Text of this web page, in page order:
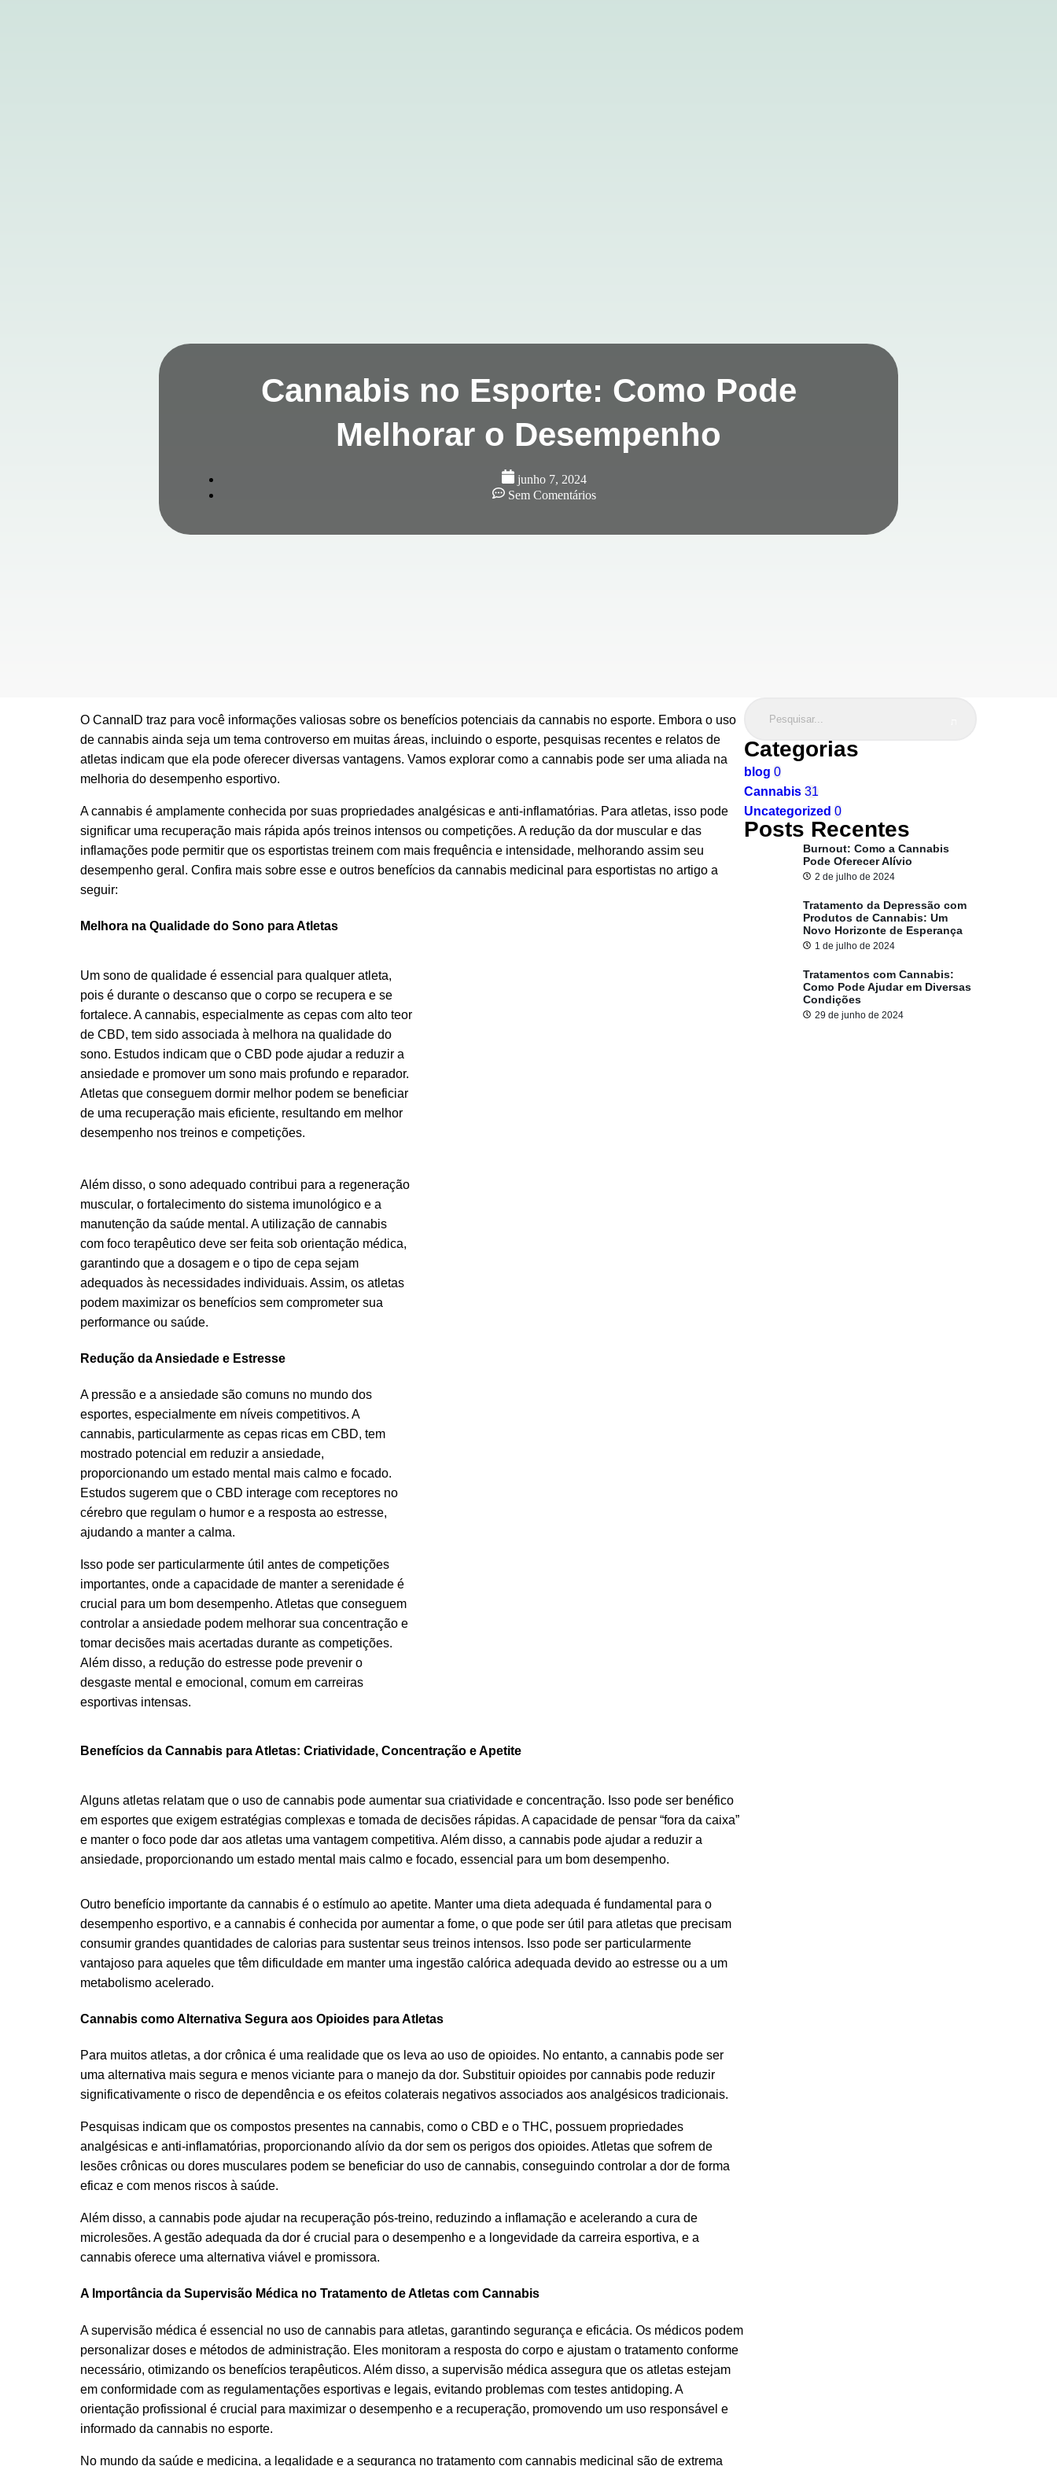
Cannabis no Esporte: Como Pode
Melhorar o Desempenho
junho 7, 2024
Sem Comentários
O CannaID traz para você informações valiosas sobre os benefícios potenciais da cannabis no esporte. Embora o uso
de cannabis ainda seja um tema controverso em muitas áreas, incluindo o esporte, pesquisas recentes e relatos de
atletas indicam que ela pode oferecer diversas vantagens. Vamos explorar como a cannabis pode ser uma aliada na
melhoria do desempenho esportivo.
A cannabis é amplamente conhecida por suas propriedades analgésicas e anti-inflamatórias. Para atletas, isso pode
significar uma recuperação mais rápida após treinos intensos ou competições. A redução da dor muscular e das
inflamações pode permitir que os esportistas treinem com mais frequência e intensidade, melhorando assim seu
desempenho geral. Confira mais sobre esse e outros benefícios da cannabis medicinal para esportistas no artigo a
seguir:
Melhora na Qualidade do Sono para Atletas
Um sono de qualidade é essencial para qualquer atleta,
pois é durante o descanso que o corpo se recupera e se
fortalece. A cannabis, especialmente as cepas com alto teor
de CBD, tem sido associada à melhora na qualidade do
sono. Estudos indicam que o CBD pode ajudar a reduzir a
ansiedade e promover um sono mais profundo e reparador.
Atletas que conseguem dormir melhor podem se beneficiar
de uma recuperação mais eficiente, resultando em melhor
desempenho nos treinos e competições.
Além disso, o sono adequado contribui para a regeneração
muscular, o fortalecimento do sistema imunológico e a
manutenção da saúde mental. A utilização de cannabis
com foco terapêutico deve ser feita sob orientação médica,
garantindo que a dosagem e o tipo de cepa sejam
adequados às necessidades individuais. Assim, os atletas
podem maximizar os benefícios sem comprometer sua
performance ou saúde.
Redução da Ansiedade e Estresse
A pressão e a ansiedade são comuns no mundo dos
esportes, especialmente em níveis competitivos. A
cannabis, particularmente as cepas ricas em CBD, tem
mostrado potencial em reduzir a ansiedade,
proporcionando um estado mental mais calmo e focado.
Estudos sugerem que o CBD interage com receptores no
cérebro que regulam o humor e a resposta ao estresse,
ajudando a manter a calma.
Isso pode ser particularmente útil antes de competições
importantes, onde a capacidade de manter a serenidade é
crucial para um bom desempenho. Atletas que conseguem
controlar a ansiedade podem melhorar sua concentração e
tomar decisões mais acertadas durante as competições.
Além disso, a redução do estresse pode prevenir o
desgaste mental e emocional, comum em carreiras
esportivas intensas.
Benefícios da Cannabis para Atletas: Criatividade, Concentração e Apetite
Alguns atletas relatam que o uso de cannabis pode aumentar sua criatividade e concentração. Isso pode ser benéfico
em esportes que exigem estratégias complexas e tomada de decisões rápidas. A capacidade de pensar “fora da caixa”
e manter o foco pode dar aos atletas uma vantagem competitiva. Além disso, a cannabis pode ajudar a reduzir a
ansiedade, proporcionando um estado mental mais calmo e focado, essencial para um bom desempenho.
Outro benefício importante da cannabis é o estímulo ao apetite. Manter uma dieta adequada é fundamental para o
desempenho esportivo, e a cannabis é conhecida por aumentar a fome, o que pode ser útil para atletas que precisam
consumir grandes quantidades de calorias para sustentar seus treinos intensos. Isso pode ser particularmente
vantajoso para aqueles que têm dificuldade em manter uma ingestão calórica adequada devido ao estresse ou a um
metabolismo acelerado.
Cannabis como Alternativa Segura aos Opioides para Atletas
Para muitos atletas, a dor crônica é uma realidade que os leva ao uso de opioides. No entanto, a cannabis pode ser
uma alternativa mais segura e menos viciante para o manejo da dor. Substituir opioides por cannabis pode reduzir
significativamente o risco de dependência e os efeitos colaterais negativos associados aos analgésicos tradicionais.
Pesquisas indicam que os compostos presentes na cannabis, como o CBD e o THC, possuem propriedades
analgésicas e anti-inflamatórias, proporcionando alívio da dor sem os perigos dos opioides. Atletas que sofrem de
lesões crônicas ou dores musculares podem se beneficiar do uso de cannabis, conseguindo controlar a dor de forma
eficaz e com menos riscos à saúde.
Além disso, a cannabis pode ajudar na recuperação pós-treino, reduzindo a inflamação e acelerando a cura de
microlesões. A gestão adequada da dor é crucial para o desempenho e a longevidade da carreira esportiva, e a
cannabis oferece uma alternativa viável e promissora.
A Importância da Supervisão Médica no Tratamento de Atletas com Cannabis
A supervisão médica é essencial no uso de cannabis para atletas, garantindo segurança e eficácia. Os médicos podem
personalizar doses e métodos de administração. Eles monitoram a resposta do corpo e ajustam o tratamento conforme
necessário, otimizando os benefícios terapêuticos. Além disso, a supervisão médica assegura que os atletas estejam
em conformidade com as regulamentações esportivas e legais, evitando problemas com testes antidoping. A
orientação profissional é crucial para maximizar o desempenho e a recuperação, promovendo um uso responsável e
informado da cannabis no esporte.
No mundo da saúde e medicina, a legalidade e a segurança no tratamento com cannabis medicinal são de extrema
Categorias
blog0
Cannabis31
Uncategorized0
Posts Recentes
Burnout: Como a Cannabis
Pode Oferecer Alívio
2 de julho de 2024
Tratamento da Depressão com
Produtos de Cannabis: Um
Novo Horizonte de Esperança
1 de julho de 2024
Tratamentos com Cannabis:
Como Pode Ajudar em Diversas
Condições
29 de junho de 2024